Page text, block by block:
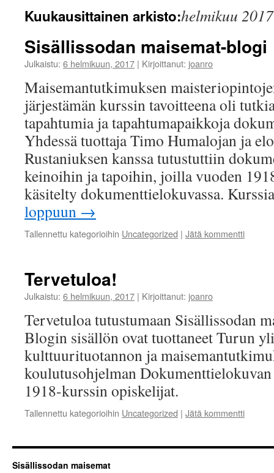
Kuukausittainen arkisto:helmikuu 2017
Sisällissodan maisemat-blogi
Julkaistu: 6 helmikuun, 2017 | Kirjoittanut: joanro
Maisemantutkimuksen
järjestämän kurssin tavoitteena oli
tapahtumia ja tapahtumapaikkoja
Yhdessä tuottaja Timo Humalojan ja
Rustaniuksen kanssa tutustuttiin
keinoihin ja tapoihin, joilla vuoden
käsitelty dokumenttielokuvassa.
loppuun →
Tallennettu kategorioihin Uncategorized | Jätä kommentti
Tervetuloa!
Julkaistu: 6 helmikuun, 2017 | Kirjoittanut: joanro
Tervetuloa tutustumaan Sisällissodan
Blogin sisällön ovat tuottaneet Turun
kulttuurituotannon ja
koulutusohjelman Dokumenttielokuvan
1918-kurssin opiskelijat.
Tallennettu kategorioihin Uncategorized | Jätä kommentti
Sisällissodan maisemat